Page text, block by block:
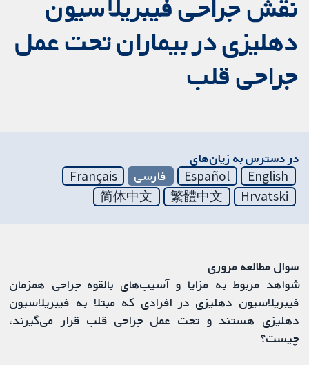
نقش جراحی فیبریلاسیون
دهلیزی در بیماران تحت عمل
جراحی قلب
در دسترس به زیان‌های
English
Español فارسی
Français
Hrvatski
繁體中文
简体中文
سوال مطالعه مروری
شواهد مربوط به مزایا و آسیب‌های بالقوه جراحی همزمان
فیبریلاسیون دهلیزی در افرادی که مبتلا به فیبریلاسیون
دهلیزی هستند و تحت عمل جراحی قلب قرار می‌گیرند،
چیست؟